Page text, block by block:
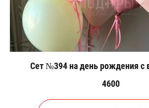
Сет №394 на день рождения с
4600